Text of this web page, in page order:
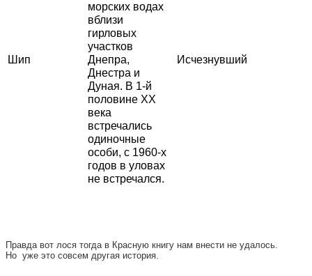
Шип
морских водах
вблизи
гирловых
участков
Днепра,
Днестра и
Дуная. В 1-й
половине XX
века
встречались
одиночные
особи, с 1960-х
годов в уловах
не встречался.
Исчезнувший
Правда вот лося тогда в Красную книгу нам внести не удалось.
Но уже это совсем другая история.